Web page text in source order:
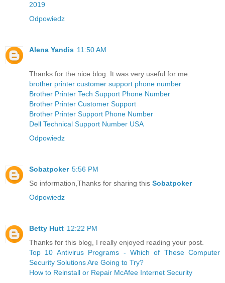
2019
Odpowiedz
Alena Yandis 11:50 AM
Thanks for the nice blog. It was very useful for me.
brother printer customer support phone number
Brother Printer Tech Support Phone Number
Brother Printer Customer Support
Brother Printer Support Phone Number
Dell Technical Support Number USA
Odpowiedz
Sobatpoker 5:56 PM
So information,Thanks for sharing this Sobatpoker
Odpowiedz
Betty Hutt 12:22 PM
Thanks for this blog, I really enjoyed reading your post.
Top 10 Antivirus Programs - Which of These Computer
Security Solutions Are Going to Try?
How to Reinstall or Repair McAfee Internet Security